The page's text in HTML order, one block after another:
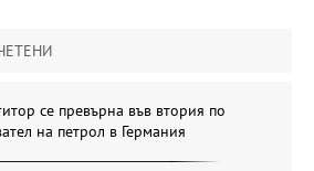
се превърна във втория по
на петрол в Германия